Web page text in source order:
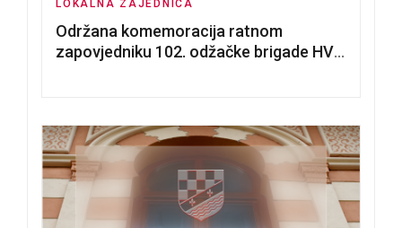
LOKALNA ZAJEDNICA
Održana komemoracija ratnom
zapovjedniku 102. odžačke brigade HVO